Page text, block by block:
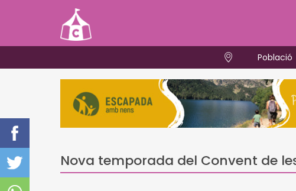
Població
Nova temporada del Convent de